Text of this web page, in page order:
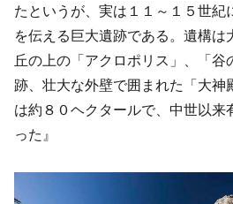
たというが、実は１１～１５世紀
を伝える巨大遺跡である。遺構は
丘の上の「アクロポリス」、「
跡、壮大な外壁で囲まれた「大神
は約８０ヘクタールで、中世以来
った』